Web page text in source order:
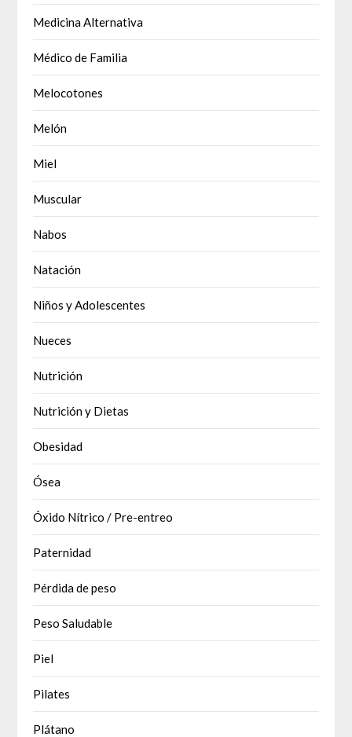
Medicina Alternativa
Médico de Familia
Melocotones
Melón
Miel
Muscular
Nabos
Natación
Niños y Adolescentes
Nueces
Nutrición
Nutrición y Dietas
Obesidad
Ósea
Óxido Nítrico / Pre-entreo
Paternidad
Pérdida de peso
Peso Saludable
Piel
Pilates
Plátano